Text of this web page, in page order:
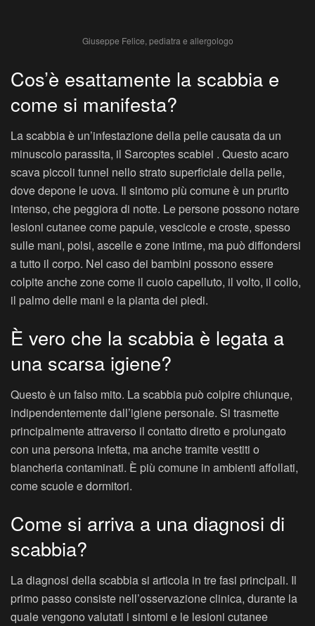
Giuseppe Felice, pediatra e allergologo
Cos’è esattamente la scabbia e
come si manifesta?
La scabbia è un’infestazione della pelle causata da un
minuscolo parassita, il Sarcoptes scabiei . Questo acaro
scava piccoli tunnel nello strato superficiale della pelle,
dove depone le uova. Il sintomo più comune è un prurito
intenso, che peggiora di notte. Le persone possono notare
lesioni cutanee come papule, vescicole e croste, spesso
sulle mani, polsi, ascelle e zone intime, ma può diffondersi
a tutto il corpo. Nel caso dei bambini possono essere
colpite anche zone come il cuoio capelluto, il volto, il collo,
il palmo delle mani e la pianta dei piedi.
È vero che la scabbia è legata a
una scarsa igiene?
Questo è un falso mito. La scabbia può colpire chiunque,
indipendentemente dall’igiene personale. Si trasmette
principalmente attraverso il contatto diretto e prolungato
con una persona infetta, ma anche tramite vestiti o
biancheria contaminati. È più comune in ambienti affollati,
come scuole e dormitori.
Come si arriva a una diagnosi di
scabbia?
La diagnosi della scabbia si articola in tre fasi principali. Il
primo passo consiste nell’osservazione clinica, durante la
quale vengono valutati i sintomi e le lesioni cutanee